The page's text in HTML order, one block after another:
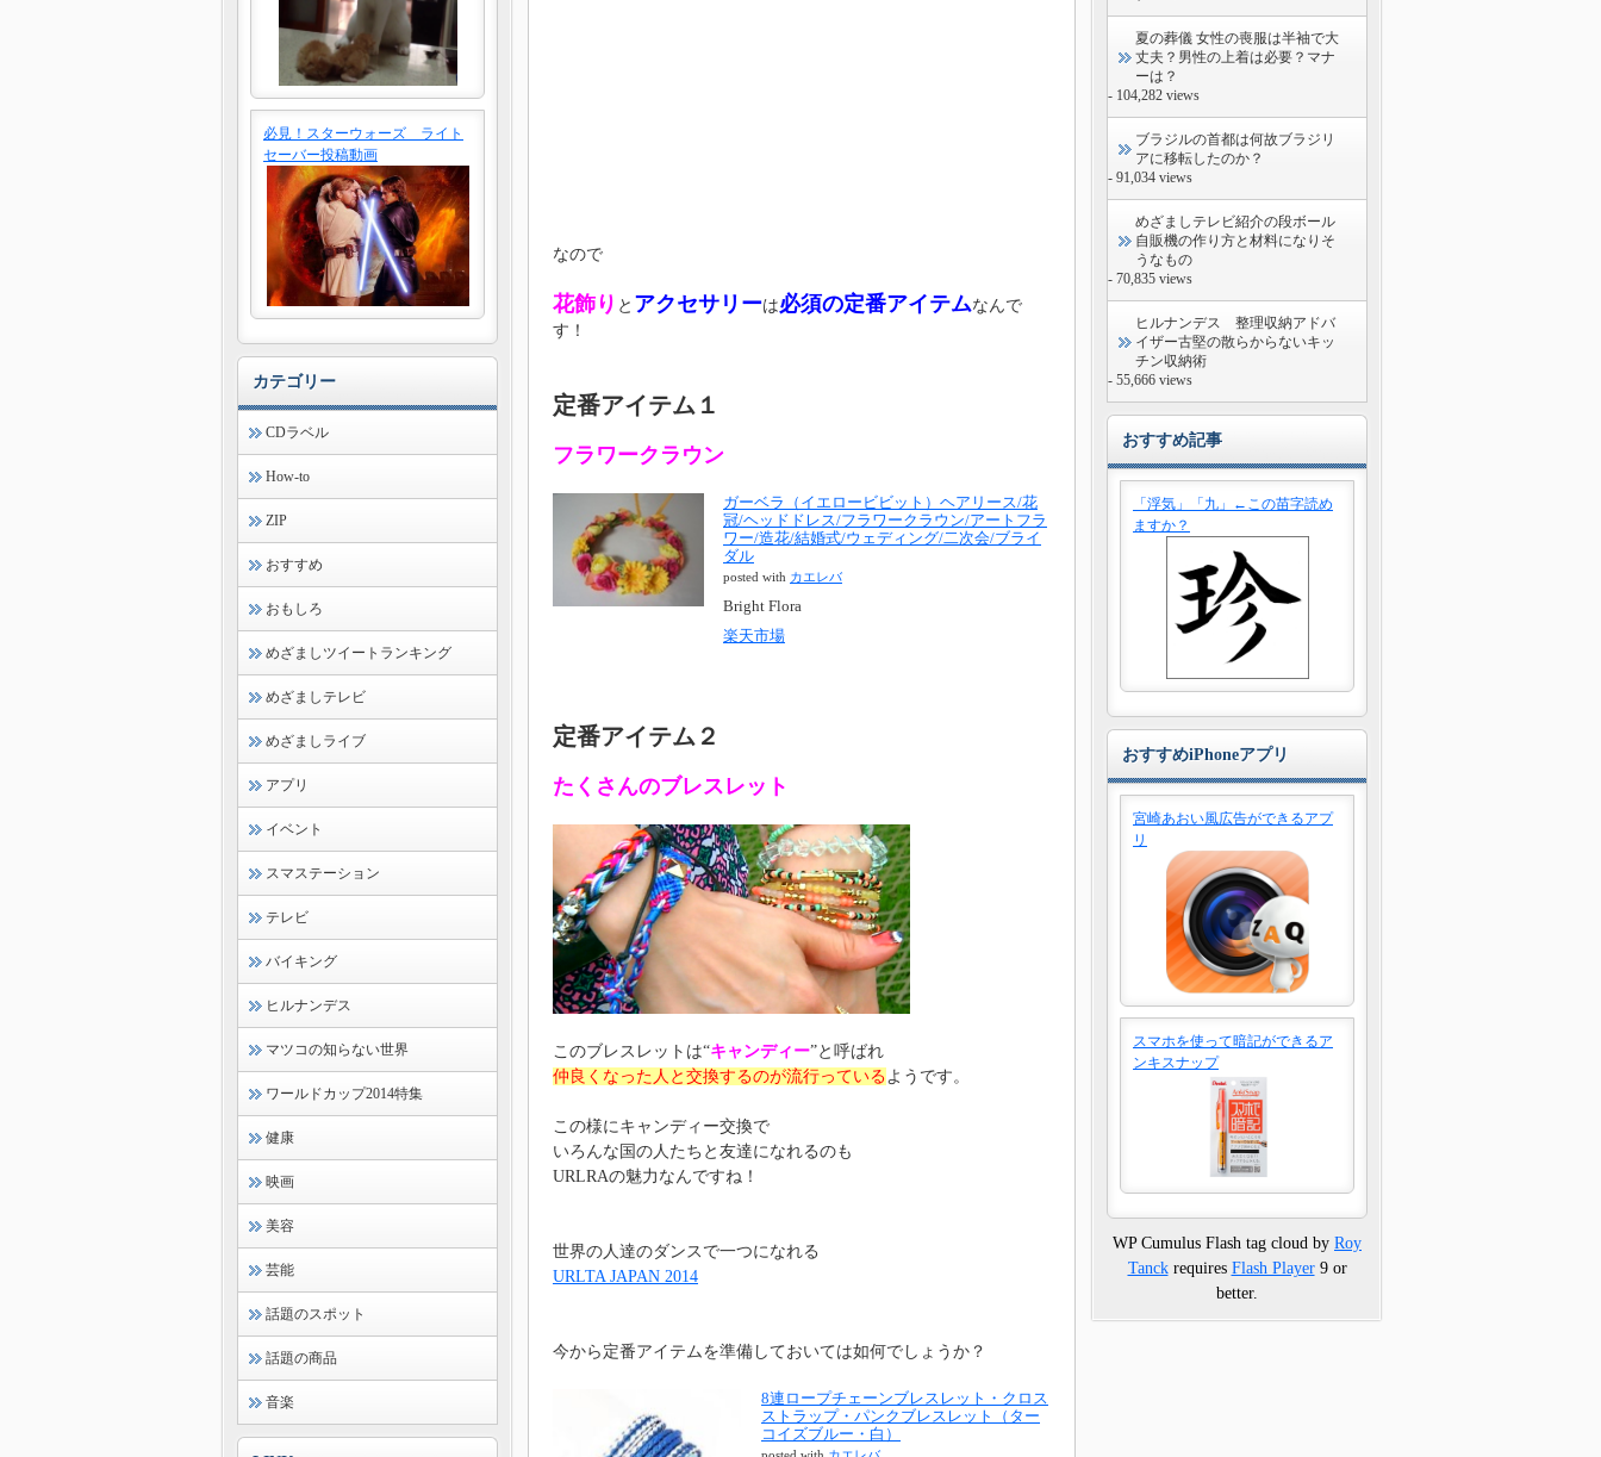
なので
花飾り と アクセサリーは必須の定番アイテムなんで
す！
定番アイテム１
フラワークラウン
ガーベラ（イエロービビット）ヘアリース/花
冠/ヘッドドレス/フラワークラウン/アートフラ
ワー/造花/結婚式/ウェディング/二次会/ブライ
ダル
posted with カエレバ
Bright Flora
楽天市場
定番アイテム２
たくさんのブレスレット
このブレスレットは“キャンディー”と呼ばれ
仲良くなった人と交換するのが流行っているようです。
この様にキャンディー交換で
いろんな国の人たちと友達になれるのも
URLRAの魅力なんですね！
世界の人達のダンスで一つになれる
URLTA JAPAN 2014
今から定番アイテムを準備しておいては如何でしょうか？
8連ロープチェーンブレスレット・クロス
ストラップ・パンクブレスレット（ター
コイズブルー・白）
必見！スターウォーズ ライト
セーバー投稿動画
カテゴリー
CDラベル
How-to
ZIP
おすすめ
おもしろ
めざましツイートランキング
めざましテレビ
めざましライブ
アプリ
イベント
スマステーション
テレビ
バイキング
ヒルナンデス
マツコの知らない世界
ワールドカップ2014特集
健康
映画
美容
芸能
話題のスポット
話題の商品
音楽
夏の葬儀 女性の喪服は半袖で大
丈夫？男性の上着は必要？マナ
ーは？
- 104,282 views
ブラジルの首都は何故ブラジリ
アに移転したのか？
- 91,034 views
めざましテレビ紹介の段ボール
自販機の作り方と材料になりそ
うなもの
- 70,835 views
ヒルナンデス 整理収納アドバ
イザー古堅の散らからないキッ
チン収納術
- 55,666 views
おすすめ記事
「浮気」「九」←この苗字読め
ますか？
おすすめiPhoneアプリ
宮崎あおい風広告ができるアプ
リ
スマホを使って暗記ができるア
ンキスナップ
WP Cumulus Flash tag cloud by Roy
Tanckrequires Flash Player9 or
better.